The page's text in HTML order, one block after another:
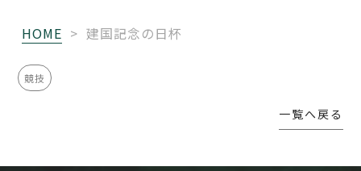
HOME > 建国記念の日杯
競技
一覧へ戻る
アクセス